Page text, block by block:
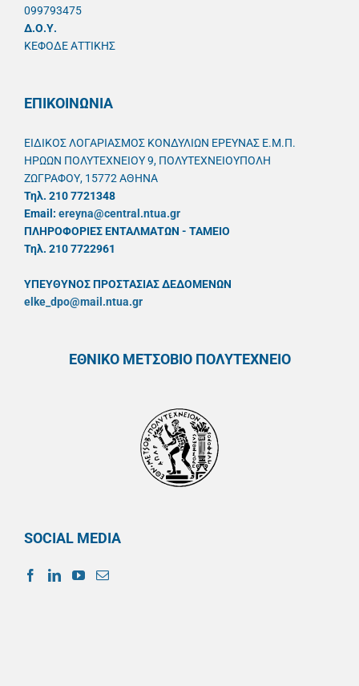
099793475
Δ.Ο.Υ.
ΚΕΦΟΔΕ ΑΤΤΙΚΗΣ
ΕΠΙΚΟΙΝΩΝΙΑ
ΕΙΔΙΚΟΣ ΛΟΓΑΡΙΑΣΜΟΣ ΚΟΝΔΥΛΙΩΝ ΕΡΕΥΝΑΣ Ε.Μ.Π.
ΗΡΩΩΝ ΠΟΛΥΤΕΧΝΕΙΟΥ 9, ΠΟΛΥΤΕΧΝΕΙΟΥΠΟΛΗ
ΖΩΓΡΑΦΟΥ, 15772 ΑΘΗΝΑ
Τηλ. 210 7721348
Email: ereyna@central.ntua.gr
ΠΛΗΡΟΦΟΡΙΕΣ ΕΝΤΑΛΜΑΤΩΝ - ΤΑΜΕΙΟ
Τηλ. 210 7722961
ΥΠΕΥΘYΝΟΣ ΠΡΟΣΤΑΣΙΑΣ ΔΕΔΟΜΕΝΩΝ
elke_dpo@mail.ntua.gr
ΕΘΝΙΚΟ ΜΕΤΣΟΒΙΟ ΠΟΛΥΤΕΧΝΕΙΟ
SOCIAL MEDIA